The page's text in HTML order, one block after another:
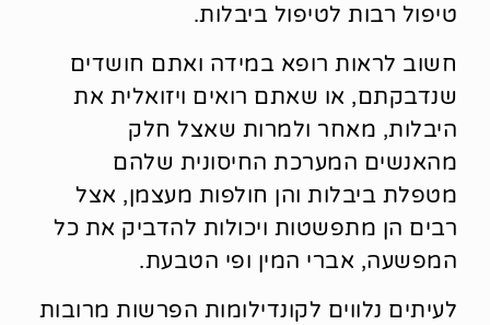
טיפול רבות לטיפול ביבלות.
חשוב לראות רופא במידה ואתם חושדים
שנדבקתם, או שאתם רואים ויזואלית את
היבלות, מאחר ולמרות שאצל חלק
מהאנשים המערכת החיסונית שלהם
מטפלת ביבלות והן חולפות מעצמן, אצל
רבים הן מתפשטות ויכולות להדביק את כל
המפשעה, אברי המין ופי הטבעת.
לעיתים נלווים לקונדילומות הפרשות מרובות